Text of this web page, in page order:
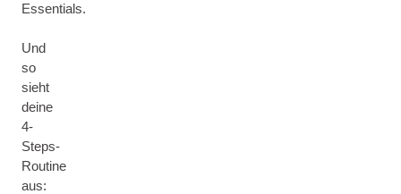
Essentials.
Und
so
sieht
deine
4-
Steps-
Routine
aus: